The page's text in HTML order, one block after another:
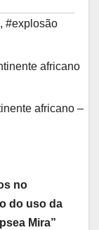
, #explosão
africano –
no
do uso da
Mira”